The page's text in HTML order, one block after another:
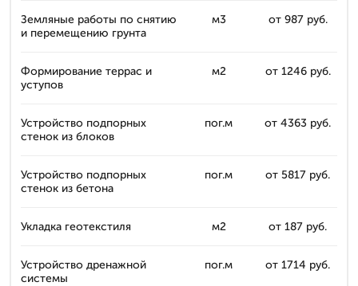
Земляные работы по снятию
и перемещению грунта
м3 от 987 руб.
Формирование террас и
уступов
м2 от 1246 руб.
Устройство подпорных
стенок из блоков
пог.м от 4363 руб.
Устройство подпорных
стенок из бетона
пог.м от 5817 руб.
Укладка геотекстиля м2 от 187 руб.
Устройство дренажной
системы
пог.м от 1714 руб.